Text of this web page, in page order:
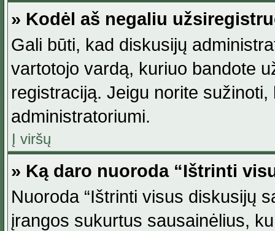
» Kodėl aš negaliu
Gali būti, kad diskusijų
vartotojo vardą, kuriuo bandote
registraciją. Jeigu norite
administratoriumi.
Į viršų
» Ką daro nuoroda “Ištrinti
Nuoroda “Ištrinti visus diskusijų
įrangos sukurtus sausainėlius,